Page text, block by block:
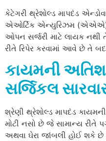
કેટેગરી થ્રેશોલ્ડ માપદંડ
એઓર્ટિક એન્યુરિઝમ (એએએ)
ઓપન સર્જરી માટે લાયક નથી
રીતે રિપેર કરવામાં આવે છે તે
કાયમની
સર્જિકલ
શ્રેણી થ્રેશોલ્ડ માપદંડ
મોટી નસો છે જે સામાન્ય રીતે
અથવા ઘેરા જાંબલી હોઈ શકે છે